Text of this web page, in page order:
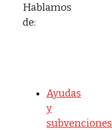
Hablamos
de:
Ayudas
y
subvenciones